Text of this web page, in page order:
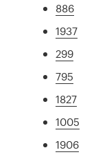
886
1937
299
795
1827
1005
1906